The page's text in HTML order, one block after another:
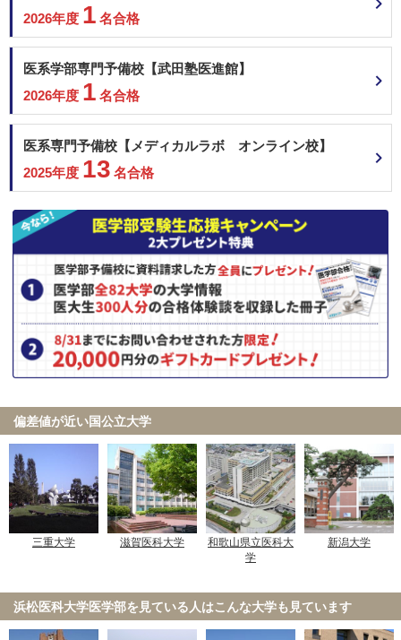
2026年度 1 名合格
医系学部専門予備校【武田塾医進館】
2026年度 1 名合格
医系専門予備校【メディカルラボ オンライン校】
2025年度 13 名合格
偏差値が近い国公立大学
三重大学 滋賀医科大学
和歌山県立医科大
学
新潟大学
浜松医科大学医学部を見ている人はこんな大学も見ています